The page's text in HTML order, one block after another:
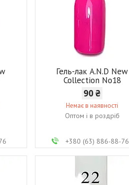
Гель-лак A.N.D New
Collection No18
90 ₴
Немає в наявності
Оптом і в роздріб
+380 (63) 886-88-76